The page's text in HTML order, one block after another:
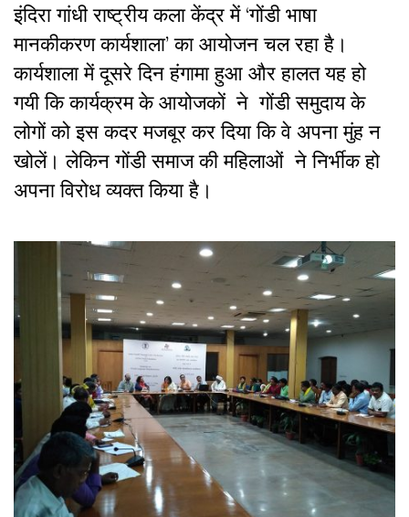
इंदिरा गांधी राष्ट्रीय कला केंद्र में ‘गोंडी भाषा
मानकीकरण कार्यशाला’ का आयोजन चल रहा है।
कार्यशाला में दूसरे दिन हंगामा हुआ और हालत यह हो
गयी कि कार्यक्रम के आयोजकों ने गोंडी समुदाय के
लोगों को इस कदर मजबूर कर दिया कि वे अपना मुंह न
खोलें। लेकिन गोंडी समाज की महिलाओं ने निर्भीक हो
अपना विरोध व्यक्त किया है।